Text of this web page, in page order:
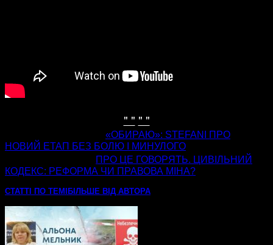
" " " "
«ОБИРАЮ»: STEFANI ПРО
НОВИЙ ЕТАП БЕЗ БОЛЮ І МИНУЛОГО
ПРО ЦЕ ГОВОРЯТЬ. ЦИВІЛЬНИЙ
КОДЕКС: РЕФОРМА ЧИ ПРАВОВА МІНА?
СТАТТІ ПО ТЕМІ БІЛЬШЕ ВІД АВТОРА